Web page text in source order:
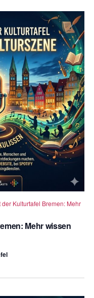
Mehr wissen
der Kulturtafel Bremen: Mehr